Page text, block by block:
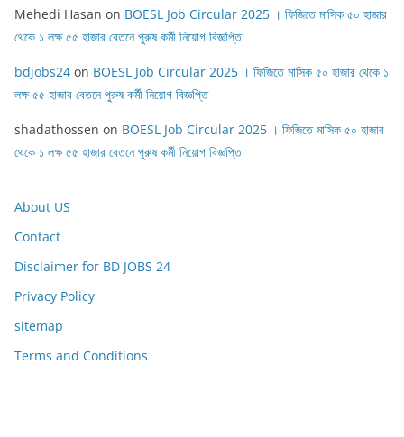
Mehedi Hasan on BOESL Job Circular 2025 । ফিজিতে মাসিক ৫০ হাজার
থেকে ১ লক্ষ ৫৫ হাজার বেতনে পুরুষ কর্মী নিয়োগ বিজ্ঞপ্তি
bdjobs24 on BOESL Job Circular 2025 । ফিজিতে মাসিক ৫০ হাজার থেকে ১
লক্ষ ৫৫ হাজার বেতনে পুরুষ কর্মী নিয়োগ বিজ্ঞপ্তি
shadathossen on BOESL Job Circular 2025 । ফিজিতে মাসিক ৫০ হাজার
থেকে ১ লক্ষ ৫৫ হাজার বেতনে পুরুষ কর্মী নিয়োগ বিজ্ঞপ্তি
About US
Contact
Disclaimer for BD JOBS 24
Privacy Policy
sitemap
Terms and Conditions